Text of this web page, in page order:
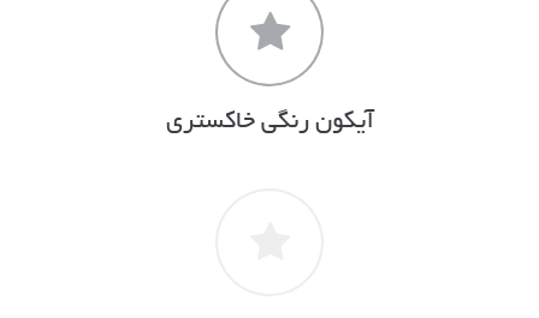
آیکون رنگی خاکستری